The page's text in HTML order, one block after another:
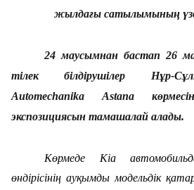
жылдағы сатылымының
24 маусымнан бастап 26
тілек білдірушілер Нұр-
Automechanika Astana
экспозициясын тамашалай алады.
Көрмеде Kia
өндірісінің ауқымды модельдік